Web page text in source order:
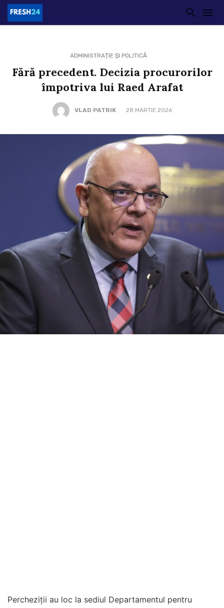
ADMINISTRAȚIE ȘI POLITICĂ
Fără precedent. Decizia procurorilor
împotriva lui Raed Arafat
VLAD PATRIK 28 MARTIE 2026
Percheziții au loc la sediul Departamentul pentru